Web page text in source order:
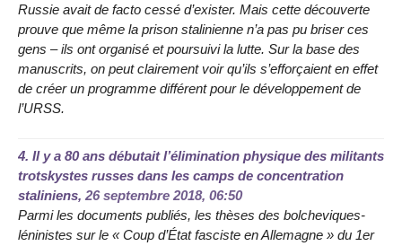
Russie avait de facto cessé d’exister. Mais cette découverte
prouve que même la prison stalinienne n’a pas pu briser ces
gens – ils ont organisé et poursuivi la lutte. Sur la base des
manuscrits, on peut clairement voir qu’ils s’efforçaient en effet
de créer un programme différent pour le développement de
l’URSS.
4. Il y a 80 ans débutait l’élimination physique des militants
trotskystes russes dans les camps de concentration
staliniens, 26 septembre 2018, 06:50
Parmi les documents publiés, les thèses des bolcheviques-
léninistes sur le « Coup d’État fasciste en Allemagne » du 1er